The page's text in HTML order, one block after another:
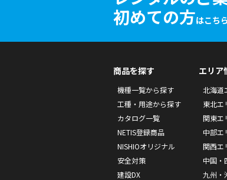
初めての方はこちら
商品を探す
機種一覧から探す
工種・用途から探す
カタログ一覧
NETIS登録商品
NISHIOオリジナル
安全対策
建設DX
エリア
北海道
東北エ
関東エ
中部エ
関西エ
中国・
九州・